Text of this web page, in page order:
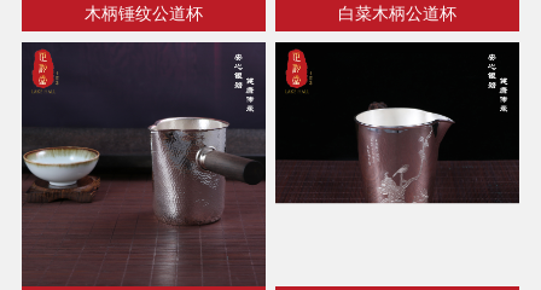
木柄锤纹公道杯 白菜木柄公道杯